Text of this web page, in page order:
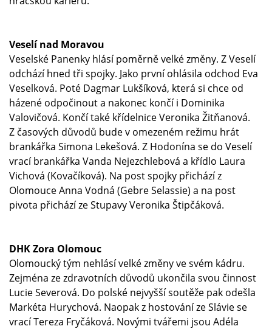
Veselí nad Moravou
Veselské Panenky hlásí poměrně velké změny. Z Veselí
odchází hned tři spojky. Jako první ohlásila odchod Eva
Veselková. Poté Dagmar Lukšíková, která si chce od
házené odpočinout a nakonec končí i Dominika
Valovičová. Končí také křídelnice Veronika Žitňanová.
Z časových důvodů bude v omezeném režimu hrát
brankářka Simona Lekešová. Z Hodonína se do Veselí
vrací brankářka Vanda Nejezchlebová a křídlo Laura
Vichová (Kovačíková). Na post spojky přichází z
Olomouce Anna Vodná (Gebre Selassie) a na post
pivota přichází ze Stupavy Veronika Štipčáková.
DHK Zora Olomouc
Olomoucký tým nehlásí velké změny ve svém kádru.
Zejména ze zdravotních důvodů ukončila svou činnost
Lucie Severová. Do polské nejvyšší soutěže pak odešla
Markéta Hurychová. Naopak z hostování ze Slávie se
vrací Tereza Fryčáková. Novými tvářemi jsou Adéla